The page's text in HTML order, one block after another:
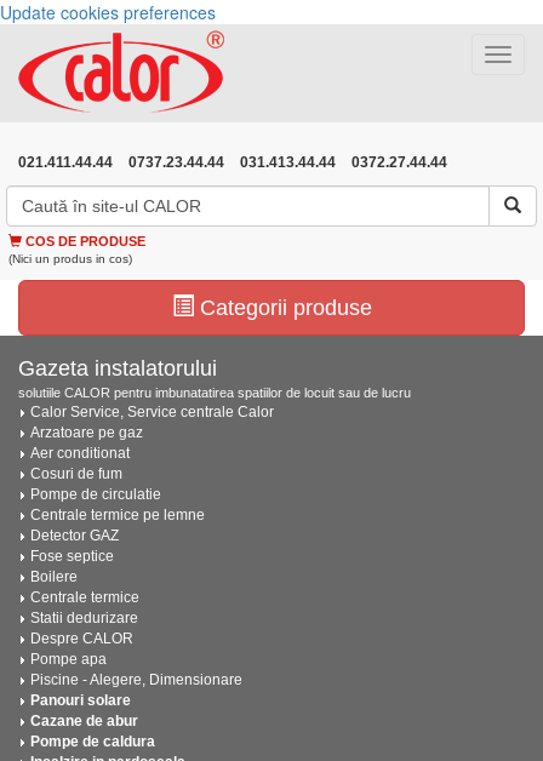
Update cookies preferences
Toggle
021.411.44.44 0737.23.44.44 031.413.44.44 0372.27.44.44
COS DE PRODUSE
(Nici un produs in cos)
Categorii produse
Gazeta instalatorului
solutiile CALOR pentru imbunatatirea spatiilor de locuit sau de lucru
Calor Service, Service centrale Calor
Arzatoare pe gaz
Aer conditionat
Cosuri de fum
Pompe de circulatie
Centrale termice pe lemne
Detector GAZ
Fose septice
Boilere
Centrale termice
Statii dedurizare
Despre CALOR
Pompe apa
Piscine - Alegere, Dimensionare
Panouri solare
Cazane de abur
Pompe de caldura